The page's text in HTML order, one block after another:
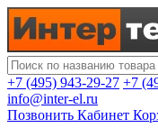
+7 (495) 943-29-27 +7
info@inter-el.ru
Позвонить Кабинет